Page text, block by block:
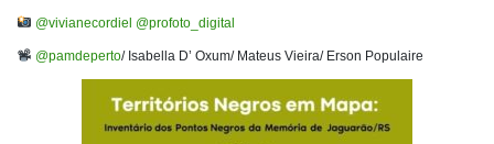
@vivianecordiel @profoto_digital
@pamdeperto/ Isabella D’ Oxum/ Mateus Vieira/ Erson Populaire